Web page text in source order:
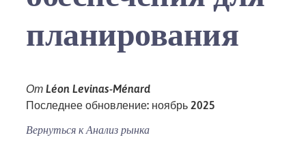
планирования
От Léon Levinas-Ménard
Последнее обновление: ноябрь 2025
Вернуться кАнализ рынка